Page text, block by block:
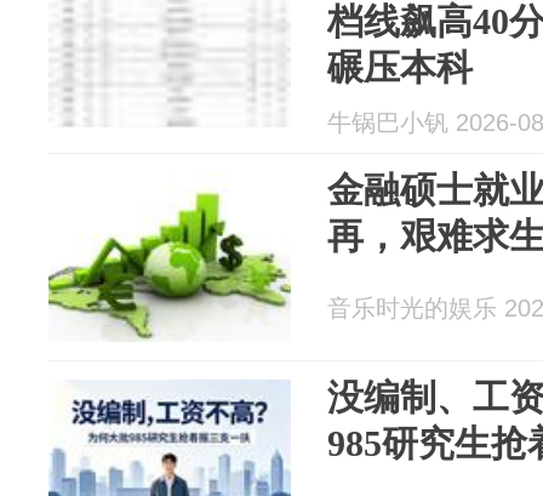
档线飙高40
碾压本科
牛锅巴小钒 2026-
金融硕士就
再，艰难求
音乐时光的娱乐
没编制、工
985研究生抢